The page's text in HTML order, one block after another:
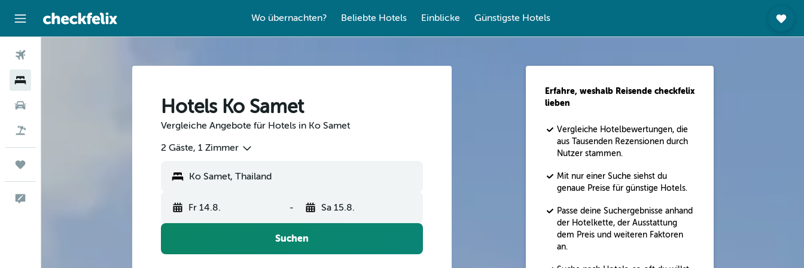
Wo übernachten? Beliebte Hotels Einblicke Günstigste Hotels
Hotels Ko Samet
Vergleiche Angebote für Hotels in Ko Samet
2 Gäste, 1 Zimmer
Fr 14.8. - Sa 15.8.
Suchen
Erfahre, weshalb Reisende checkfelix
lieben
Vergleiche Hotelbewertungen, die
aus Tausenden Rezensionen durch
Nutzer stammen.
Mit nur einer Suche siehst du
genaue Preise für günstige Hotels.
Passe deine Suchergebnisse anhand
der Hotelkette, der Ausstattung
dem Preis und weiteren Faktoren
an.